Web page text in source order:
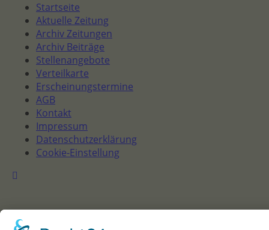
Startseite
Aktuelle Zeitung
Archiv Zeitungen
Archiv Beiträge
Stellenangebote
Verteilkarte
Erscheinungstermine
AGB
Kontakt
Impressum
Datenschutzerklärung
Cookie-Einstellung